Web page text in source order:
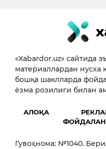
«Xabardor.uz» сайтида
материаллардан нусха
бошқа шаклларда
ёзма розилиги билан
АЛОҚА
Гувоҳнома: №1040.